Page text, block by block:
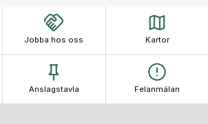
Jobba hos oss Kartor
Anslagstavla Felanmälan